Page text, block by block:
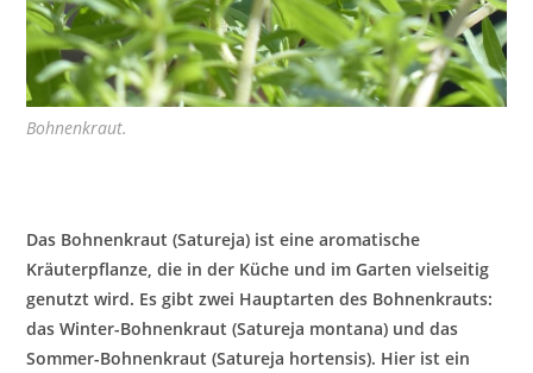
Bohnenkraut.
Das Bohnenkraut (Satureja) ist eine aromatische
Kräuterpflanze, die in der Küche und im Garten vielseitig
genutzt wird. Es gibt zwei Hauptarten des Bohnenkrauts:
das Winter-Bohnenkraut (Satureja montana) und das
Sommer-Bohnenkraut (Satureja hortensis). Hier ist ein